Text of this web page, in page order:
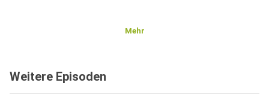
Mehr
Weitere Episoden